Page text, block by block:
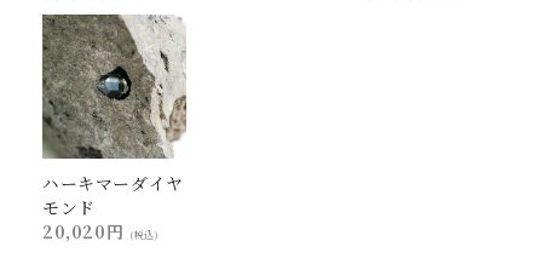
ハーキマーダイヤ
モンド
20,020円
(税込)